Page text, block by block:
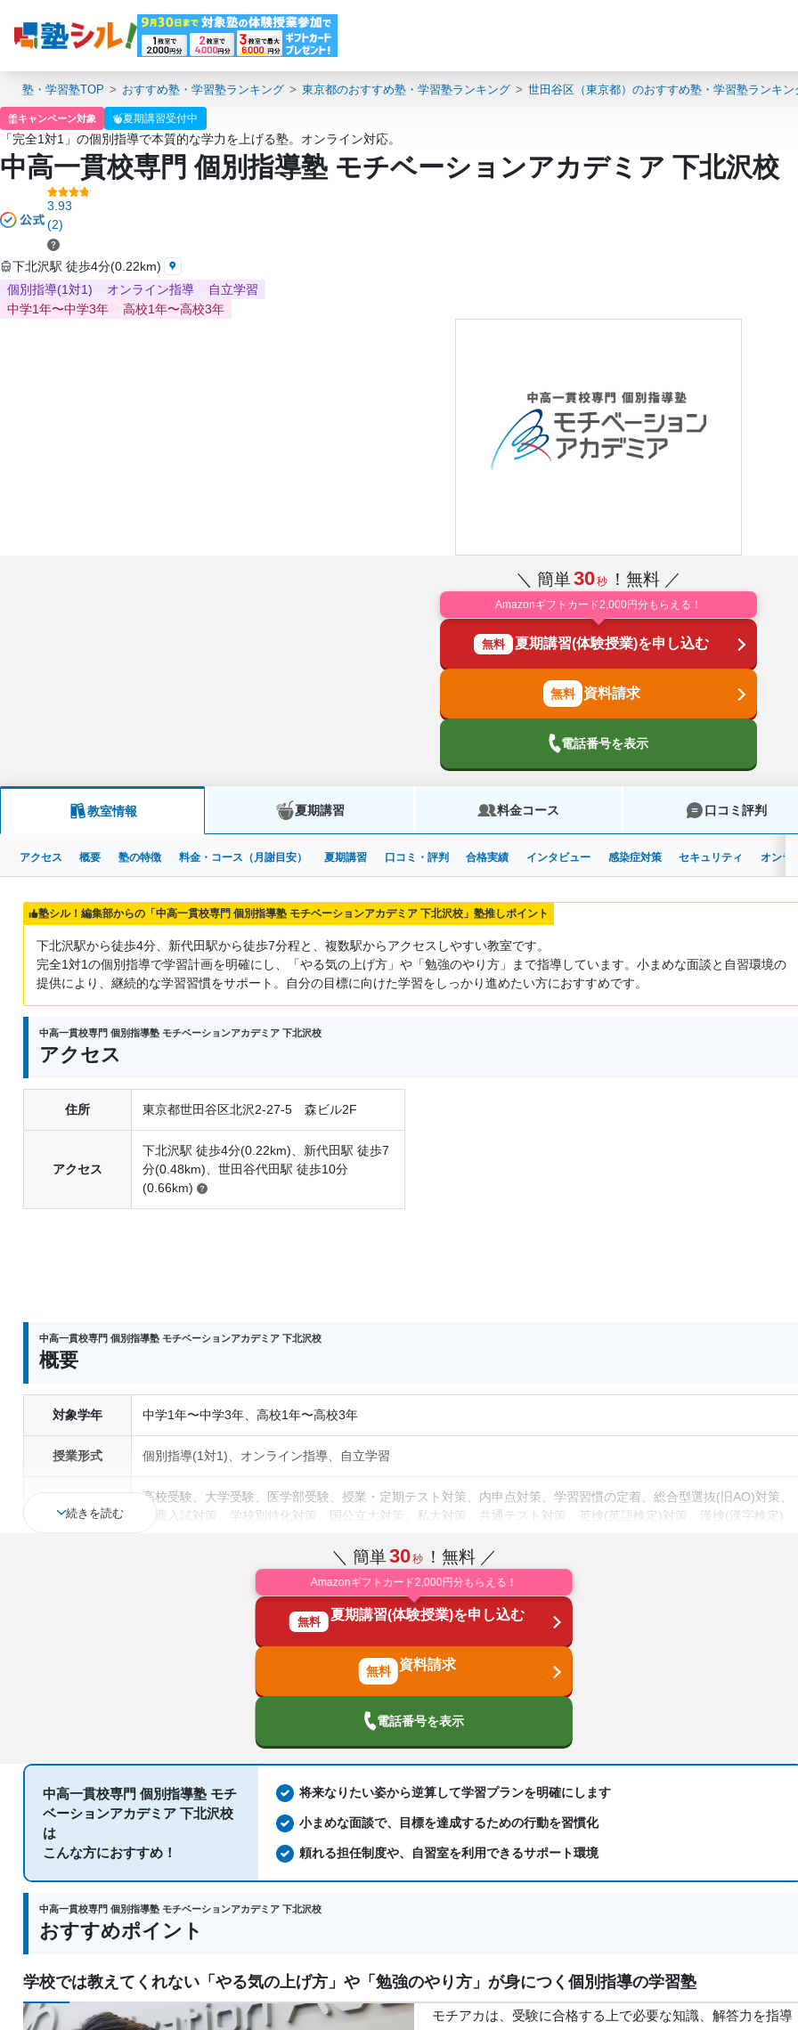
塾・学習塾TOP おすすめ塾・学習塾ランキング 東京都のおすすめ塾・学習塾ランキング 世田谷区（東京都）のおすすめ塾・学習塾ランキン
キャンペーン対象 夏期講習受付中
「完全1対1」の個別指導で本質的な学力を上げる塾。オンライン対応。
中高一貫校専門 個別指導塾 モチベーションアカデミア 下北沢校
3.93
(2)
下北沢駅 徒歩4分(0.22km)
個別指導(1対1)
オンライン指導
自立学習
中学1年〜中学3年
高校1年〜高校3年
＼ 簡単30秒 ！無料 ／
Amazonギフトカード2,000円分もらえる！
無料 夏期講習(体験授業)を申し込む
資料請求
電話番号を表示
教室情報 夏期講習 料金コース 口コミ評判
アクセス 概要 塾の特徴 料金・コース（月謝目安） 夏期講習 口コミ・評判 合格実績 インタビュー 感染症対策 セキュリティ オンラ
塾シル！編集部からの「中高一貫校専門 個別指導塾 モチベーションアカデミア 下北沢校」塾推しポイント
下北沢駅から徒歩4分、新代田駅から徒歩7分程と、複数駅からアクセスしやすい教室です。
完全1対1の個別指導で学習計画を明確にし、「やる気の上げ方」や「勉強のやり方」まで指導しています。小まめな面談と自習環境の
提供により、継続的な学習習慣をサポート。自分の目標に向けた学習をしっかり進めたい方におすすめです。
中高一貫校専門 個別指導塾 モチベーションアカデミア 下北沢校
アクセス
住所 東京都世田谷区北沢2-27-5 森ビル2F
アクセス
下北沢駅 徒歩4分(0.22km)、新代田駅 徒歩7
分(0.48km)、世田谷代田駅 徒歩10分
(0.66km)
中高一貫校専門 個別指導塾 モチベーションアカデミア 下北沢校
概要
対象学年 中学1年〜中学3年、高校1年〜高校3年
授業形式 個別指導(1対1)、オンライン指導、自立学習
通塾の目的
高校受験、大学受験、医学部受験、授業・定期テスト対策、内申点対策、学習習慣の定着、総合型選抜(旧AO)対策、
推薦入試対策、学校別特化対策、国公立大対策、私大対策、共通テスト対策、英検(英語検定)対策、漢検(漢字検定)
中高一貫校生に対応、授業の振替可能、不登校生に対応、学習にPC・タブレットを利用、オンライン対応、1科目か
ら受講可能、季節講習のみの受講可、自習室あり
国語、現代文、古典（古文・漢文）、算数、数学、理科、物理、化学、生物、地学、社会、倫理、日本史、世界史、
歴史総合、政治経済、地理、英語、情報、小論文
続きを読む
＼ 簡単30秒 ！無料 ／
Amazonギフトカード2,000円分もらえる！
無料 夏期講習(体験授業)を申し込む
資料請求
電話番号を表示
中高一貫校専門 個別指導塾 モチ
ベーションアカデミア 下北沢校
は
こんな方におすすめ！
将来なりたい姿から逆算して学習プランを明確にします
小まめな面談で、目標を達成するための行動を習慣化
頼れる担任制度や、自習室を利用できるサポート環境
中高一貫校専門 個別指導塾 モチベーションアカデミア 下北沢校
おすすめポイント
学校では教えてくれない「やる気の上げ方」や「勉強のやり方」が身につく個別指導の学習塾
モチアカは、受験に合格する上で必要な知識、解答力を指導